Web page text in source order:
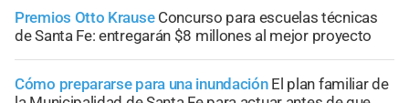
Premios Otto Krause Concurso para escuelas técnicas
de Santa Fe: entregarán $8 millones al mejor proyecto
Cómo prepararse para una inundación El plan familiar de